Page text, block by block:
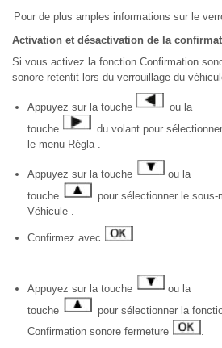
Pour de plus amples informations sur le
Activation et désactivation de la
Si vous activez la fonction Confirmation
sonore retentit lors du verrouillage du
Appuyez sur la touche
ou la
touche
du volant pour sélectionner
le menu Régla .
Appuyez sur la touche
ou la
touche
pour sélectionner le sous-
Véhicule .
Confirmez avec .
Appuyez sur la touche
ou la
touche
pour sélectionner la
Confirmation sonore fermeture
.